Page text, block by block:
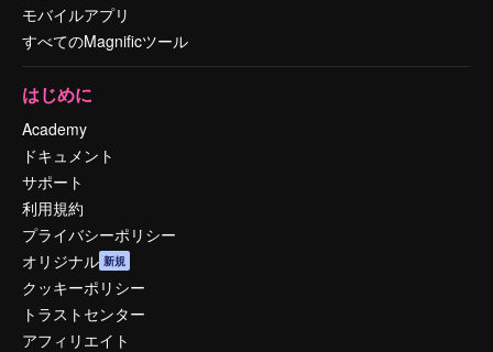
モバイルアプリ
すべてのMagnificツール
はじめに
Academy
ドキュメント
サポート
利用規約
プライバシーポリシー
オリジナル 新規
クッキーポリシー
トラストセンター
アフィリエイト